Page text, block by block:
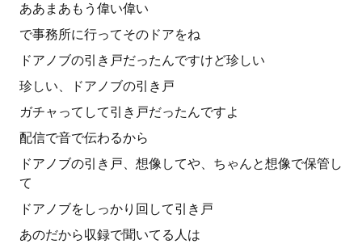
ああまあもう偉い偉い
で事務所に行ってそのドアをね
ドアノブの引き戸だったんですけど珍しい
珍しい、ドアノブの引き戸
ガチャってして引き戸だったんですよ
配信で音で伝わるから
ドアノブの引き戸、想像してや、ちゃんと想像で保管し
て
ドアノブをしっかり回して引き戸
あのだから収録で聞いてる人は